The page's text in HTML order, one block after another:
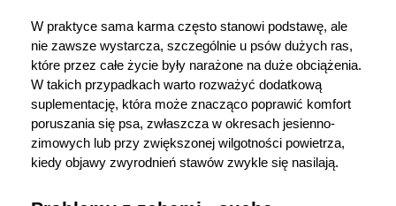
W praktyce sama karma często stanowi podstawę, ale
nie zawsze wystarcza, szczególnie u psów dużych ras,
które przez całe życie były narażone na duże obciążenia.
W takich przypadkach warto rozważyć dodatkową
suplementację, która może znacząco poprawić komfort
poruszania się psa, zwłaszcza w okresach jesienno-
zimowych lub przy zwiększonej wilgotności powietrza,
kiedy objawy zwyrodnień stawów zwykle się nasilają.